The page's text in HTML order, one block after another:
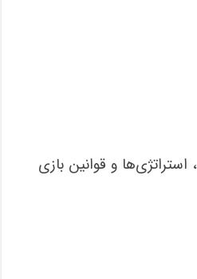
و قوانین بازی